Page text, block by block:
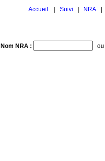
Accueil Suivi NRA
Nom NRA : ou